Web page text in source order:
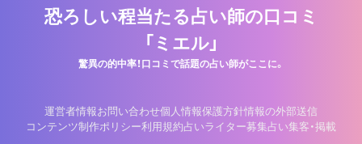
恐ろしい程当たる占い師の口コミ
「ミエル」
驚異の的中率！口コミで話題の占い師がここに。
運営者情報お問い合わせ個人情報保護方針情報の外部送信
コンテンツ制作ポリシー利用規約占いライター募集占い集客・掲載